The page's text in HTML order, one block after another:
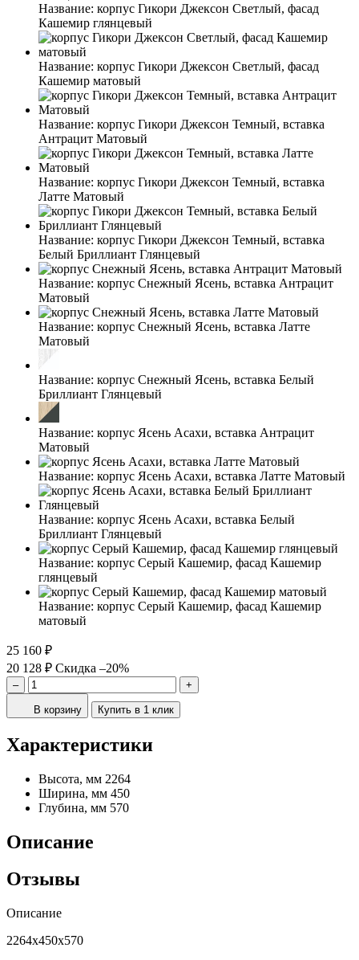
Название: корпус Гикори Джексон Светлый, фасад
Кашемир глянцевый
Название: корпус Гикори Джексон Светлый, фасад
Кашемир матовый
Название: корпус Гикори Джексон Темный, вставка
Антрацит Матовый
Название: корпус Гикори Джексон Темный, вставка
Латте Матовый
Название: корпус Гикори Джексон Темный, вставка
Белый Бриллиант Глянцевый
Название: корпус Снежный Ясень, вставка Антрацит
Матовый
Название: корпус Снежный Ясень, вставка Латте
Матовый
Название: корпус Снежный Ясень, вставка Белый
Бриллиант Глянцевый
Название: корпус Ясень Асахи, вставка Антрацит
Матовый
Название: корпус Ясень Асахи, вставка Латте Матовый
Название: корпус Ясень Асахи, вставка Белый
Бриллиант Глянцевый
Название: корпус Серый Кашемир, фасад Кашемир
глянцевый
Название: корпус Серый Кашемир, фасад Кашемир
матовый
25 160 ₽
20 128 ₽ Скидка –20%
– +
В корзину Купить в 1 клик
Характеристики
Высота, мм 2264
Ширина, мм 450
Глубина, мм 570
Описание
Отзывы
Описание
2264х450х570